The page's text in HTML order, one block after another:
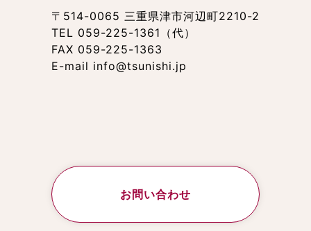
〒514-0065 三重県津市河辺町2210-2
TEL 059-225-1361（代）
FAX 059-225-1363
E-mail info@tsunishi.jp
お問い合わせ